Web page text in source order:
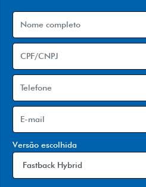
Versão escolhida